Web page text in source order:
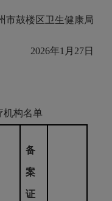
鼓楼区卫生健康局
2026年1月27日
构名单
备
案
证